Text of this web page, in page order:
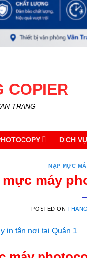
TRANG
DỊCH
NẠP MỰC
mực máy
POSTED ON